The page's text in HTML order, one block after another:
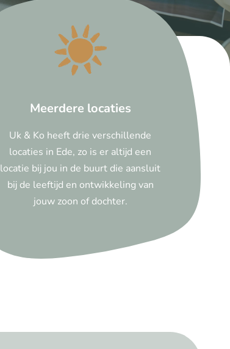
Meerdere locaties
Uk & Ko heeft drie verschillende
locaties in Ede, zo is er altijd een
locatie bij jou in de buurt die aansluit
bij de leeftijd en ontwikkeling van
jouw zoon of dochter.